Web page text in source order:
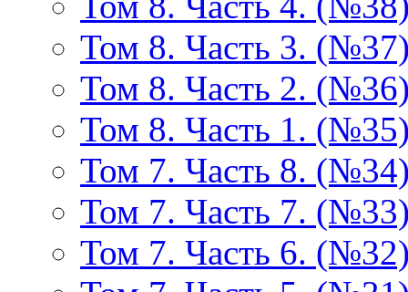
Том 8. Часть 3.
Том 8. Часть 2.
Том 8. Часть 1.
Том 7. Часть 8.
Том 7. Часть 7.
Том 7. Часть 6.